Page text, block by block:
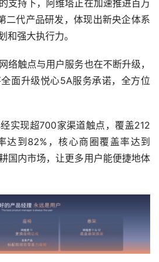
支持下，阿维塔正在加速推进百万
二代产品研发，体现出新央企体系
和强大执行力。
络触点与用户服务也在不断升级，
面升级悦心5A服务承诺，全方位
实现超700家渠道触点，覆盖212
达到82%，核心商圈覆盖率达到
国内市场，让更多用户能便捷地体